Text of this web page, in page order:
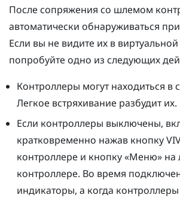
После сопряжения со шлемом
автоматически обнаруживаться
Если вы не видите их в
попробуйте одно из следующих
Контроллеры могут находиться
Легкое встряхивание разбудит их.
Если контроллеры выключены,
кратковременно нажав кнопку
контроллере и кнопку «Меню» на
контроллере. Во время
индикаторы, а когда